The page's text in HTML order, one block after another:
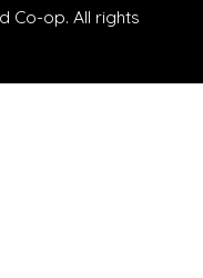
Co-op. All rights